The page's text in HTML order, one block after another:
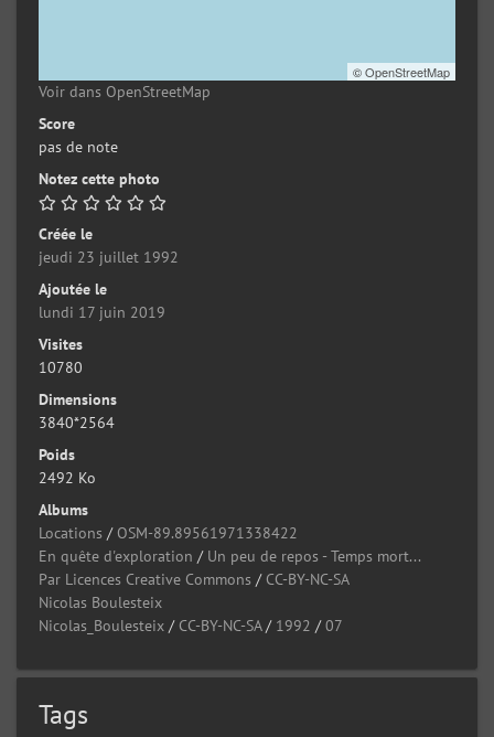
©OpenStreetMap
Voir dans OpenStreetMap
Score
pas de note
Notez cette photo
Créée le
jeudi 23 juillet 1992
Ajoutée le
lundi 17 juin 2019
Visites
10780
Dimensions
3840*2564
Poids
2492 Ko
Albums
Locations / OSM-89.89561971338422
En quête d'exploration / Un peu de repos - Temps mort...
Par Licences Creative Commons / CC-BY-NC-SA
Nicolas Boulesteix
Nicolas_Boulesteix / CC-BY-NC-SA/ 1992 /07
Tags